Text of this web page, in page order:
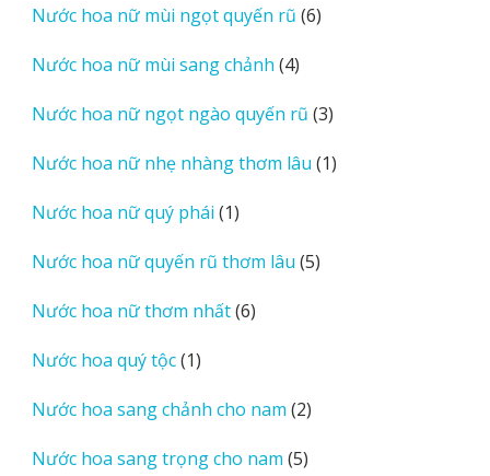
phẩm
Nước hoa nữ mùi ngọt quyến rũ 66
Nước hoa nữ mùi sang chảnh 44
phẩm
Nước hoa nữ ngọt ngào quyến rũ 33
phẩm
Nước hoa nữ nhẹ nhàng thơm lâu 11
Nước hoa nữ quý phái 11
phẩm
Nước hoa nữ quyến rũ thơm lâu 55
Nước hoa nữ thơm nhất 66
Nước hoa quý tộc 11
phẩm
Nước hoa sang chảnh cho nam 22
phẩm
Nước hoa sang trọng cho nam 55